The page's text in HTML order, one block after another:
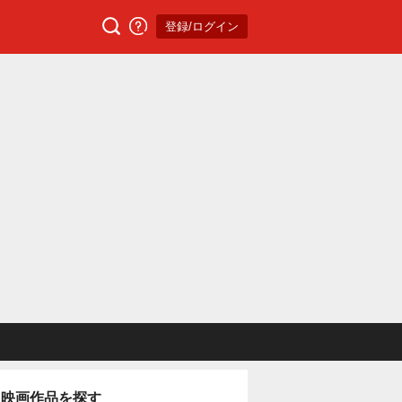
登録/ログイン
映画作品を探す